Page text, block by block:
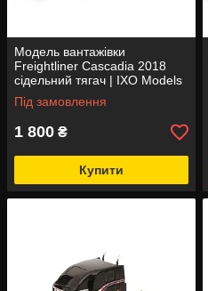
Модель вантажівки
Freightliner Cascadia 2018
сідельний тягач | IXO Models
Під замовлення
1 800 ₴
Купити